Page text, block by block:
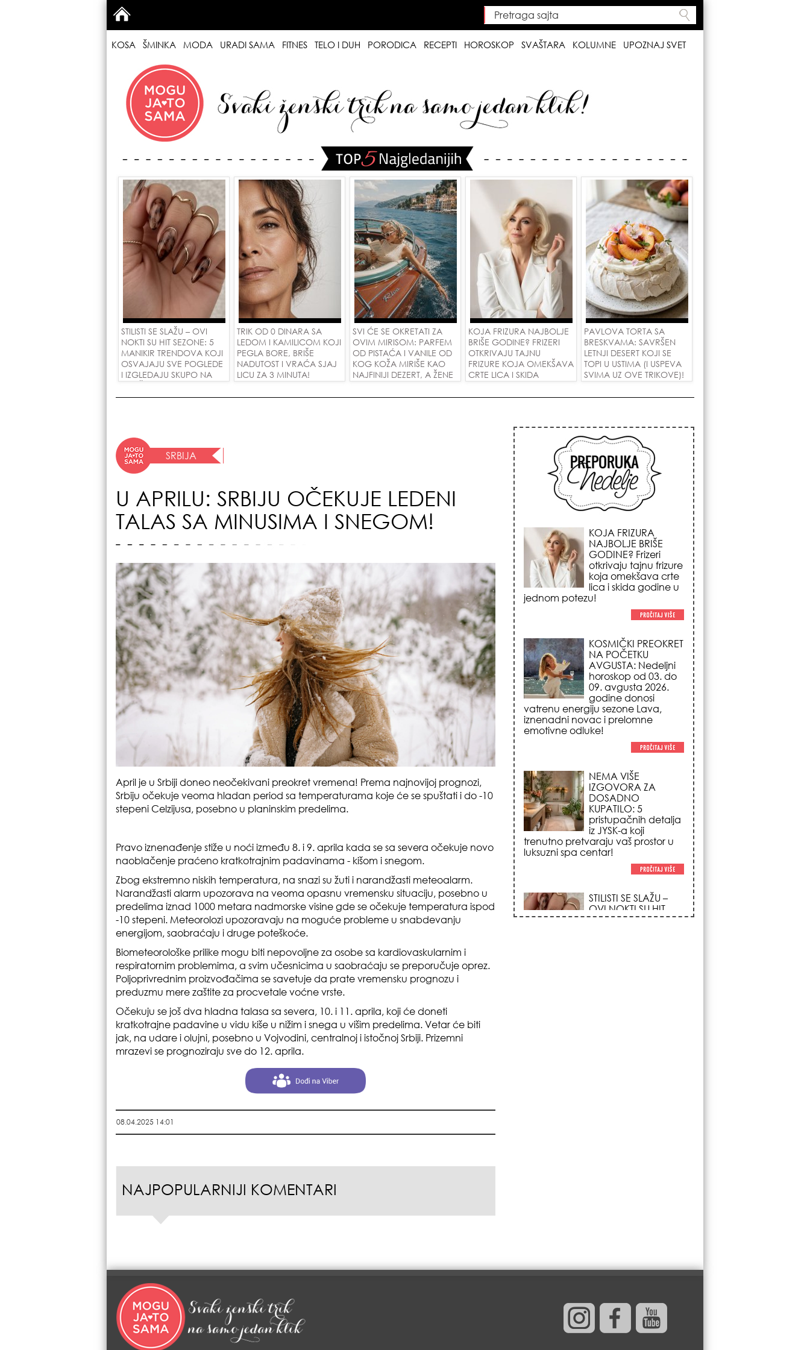
Search form
Pretraga sajta
KOSA ŠMINKA MODA URADI SAMA FITNES TELO I DUH PORODICA RECEPTI HOROSKOP SVAŠTARA KOLUMNE UPOZNAJ SVET
STILISTI SE SLAŽU – OVI
NOKTI SU HIT SEZONE: 5
MANIKIR TRENDOVA KOJI
OSVAJAJU SVE POGLEDE
I IZGLEDAJU SKUPO NA
TRIK OD 0 DINARA SA
LEDOM I KAMILICOM KOJI
PEGLA BORE, BRIŠE
NADUTOST I VRAĆA SJAJ
LICU ZA 3 MINUTA!
SVI ĆE SE OKRETATI ZA
OVIM MIRISOM: PARFEM
OD PISTAĆA I VANILE OD
KOG KOŽA MIRIŠE KAO
NAJFINIJI DEZERT, A ŽENE
ZAMENOM OD 1.800
KOJA FRIZURA NAJBOLJE
BRIŠE GODINE? FRIZERI
OTKRIVAJU TAJNU
FRIZURE KOJA OMEKŠAVA
CRTE LICA I SKIDA
POTEZU!
PAVLOVA TORTA SA
BRESKVAMA: SAVRŠEN
LETNJI DESERT KOJI SE
TOPI U USTIMA (I USPEVA
SVIMA UZ OVE TRIKOVE)!
SRBIJA
U APRILU: SRBIJU OČEKUJE LEDENI
TALAS SA MINUSIMA I SNEGOM!
April je u Srbiji doneo neočekivani preokret vremena! Prema najnovijoj prognozi,
Srbiju očekuje veoma hladan period sa temperaturama koje će se spuštati i do -10
stepeni Celzijusa, posebno u planinskim predelima.
Pravo iznenađenje stiže u noći između 8. i 9. aprila kada se sa severa očekuje novo
naoblačenje praćeno kratkotrajnim padavinama - kišom i snegom.
Zbog ekstremno niskih temperatura, na snazi su žuti i narandžasti meteoalarm.
Narandžasti alarm upozorava na veoma opasnu vremensku situaciju, posebno u
predelima iznad 1000 metara nadmorske visine gde se očekuje temperatura ispod
-10 stepeni. Meteorolozi upozoravaju na moguće probleme u snabdevanju
energijom, saobraćaju i druge poteškoće.
Biometeorološke prilike mogu biti nepovoljne za osobe sa kardiovaskularnim i
respiratornim problemima, a svim učesnicima u saobraćaju se preporučuje oprez.
Poljoprivrednim proizvođačima se savetuje da prate vremensku prognozu i
preduzmu mere zaštite za procvetale voćne vrste.
Očekuju se još dva hladna talasa sa severa, 10. i 11. aprila, koji će doneti
kratkotrajne padavine u vidu kiše u nižim i snega u višim predelima. Vetar će biti
jak, na udare i olujni, posebno u Vojvodini, centralnoj i istočnoj Srbiji. Prizemni
mrazevi se prognoziraju sve do 12. aprila.
08.04.2025 14:01
NAJPOPULARNIJI KOMENTARI
KOJA FRIZURA
NAJBOLJE BRIŠE
GODINE? Frizeri
otkrivaju tajnu frizure
koja omekšava crte
lica i skida godine u
jednom potezu!
KOSMIČKI PREOKRET
NA POČETKU
AVGUSTA: Nedeljni
horoskop od 03. do
09. avgusta 2026.
godine donosi
vatrenu energiju sezone Lava,
iznenadni novac i prelomne
emotivne odluke!
NEMA VIŠE
IZGOVORA ZA
DOSADNO
KUPATILO: 5
pristupačnih detalja
iz JYSK-a koji
trenutno pretvaraju vaš prostor u
luksuzni spa centar!
STILISTI SE SLAŽU –
OVI NOKTI SU HIT
SEZONE: 5 manikir
želite da vam kosa